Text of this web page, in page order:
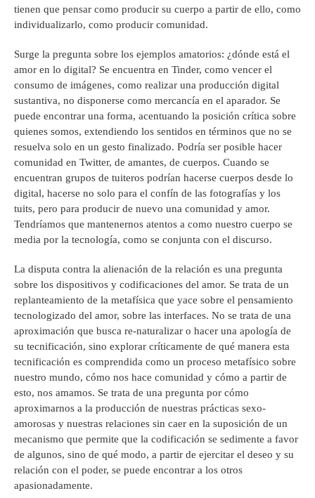
tienen que pensar como producir su cuerpo a partir de ello, como
individualizarlo, como producir comunidad.
Surge la pregunta sobre los ejemplos amatorios: ¿dónde está el
amor en lo digital? Se encuentra en Tinder, como vencer el
consumo de imágenes, como realizar una producción digital
sustantiva, no disponerse como mercancía en el aparador. Se
puede encontrar una forma, acentuando la posición crítica sobre
quienes somos, extendiendo los sentidos en términos que no se
resuelva solo en un gesto finalizado. Podría ser posible hacer
comunidad en Twitter, de amantes, de cuerpos. Cuando se
encuentran grupos de tuiteros podrían hacerse cuerpos desde lo
digital, hacerse no solo para el confín de las fotografías y los
tuits, pero para producir de nuevo una comunidad y amor.
Tendríamos que mantenernos atentos a como nuestro cuerpo se
media por la tecnología, como se conjunta con el discurso.
La disputa contra la alienación de la relación es una pregunta
sobre los dispositivos y codificaciones del amor. Se trata de un
replanteamiento de la metafísica que yace sobre el pensamiento
tecnologizado del amor, sobre las interfaces. No se trata de una
aproximación que busca re-naturalizar o hacer una apología de
su tecnificación, sino explorar críticamente de qué manera esta
tecnificación es comprendida como un proceso metafísico sobre
nuestro mundo, cómo nos hace comunidad y cómo a partir de
esto, nos amamos. Se trata de una pregunta por cómo
aproximarnos a la producción de nuestras prácticas sexo-
amorosas y nuestras relaciones sin caer en la suposición de un
mecanismo que permite que la codificación se sedimente a favor
de algunos, sino de qué modo, a partir de ejercitar el deseo y su
relación con el poder, se puede encontrar a los otros
apasionadamente.